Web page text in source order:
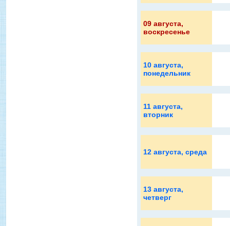
09 августа,
воскресенье
10 августа,
понедельник
11 августа,
вторник
12 августа, среда
13 августа,
четверг